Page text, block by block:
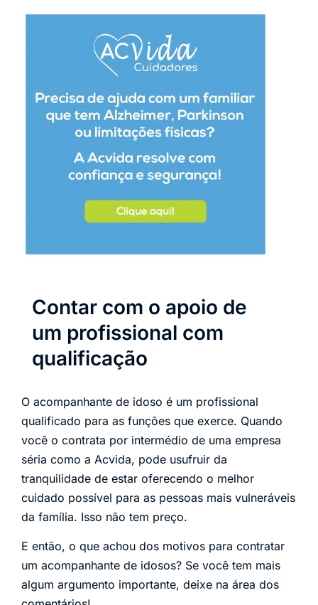
Contar com o apoio de
um profissional com
qualificação
O acompanhante de idoso é um profissional
qualificado para as funções que exerce. Quando
você o contrata por intermédio de uma empresa
séria como a Acvida, pode usufruir da
tranquilidade de estar oferecendo o melhor
cuidado possível para as pessoas mais vulneráveis
da família. Isso não tem preço.
E então, o que achou dos motivos para contratar
um acompanhante de idosos? Se você tem mais
algum argumento importante, deixe na área dos